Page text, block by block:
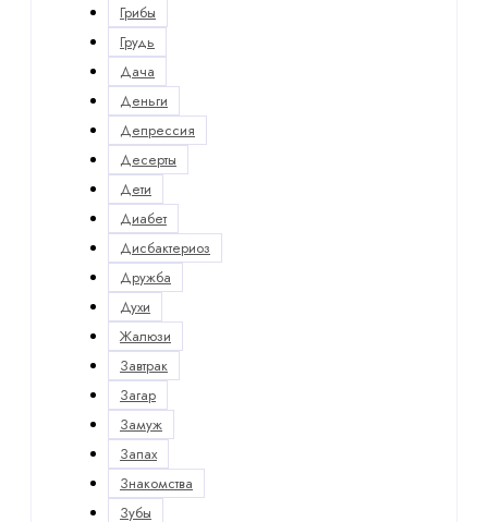
Грибы
Грудь
Дача
Деньги
Депрессия
Десерты
Дети
Диабет
Дисбактериоз
Дружба
Духи
Жалюзи
Завтрак
Загар
Замуж
Запах
Знакомства
Зубы